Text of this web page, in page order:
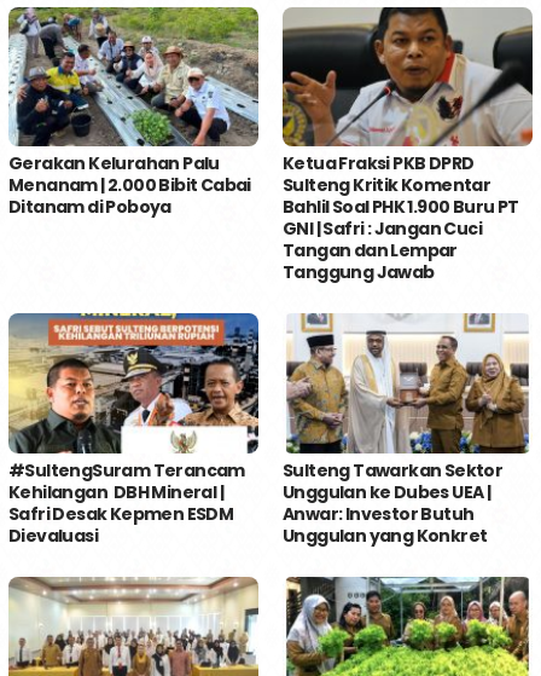
Gerakan Kelurahan Palu
Menanam | 2.000 Bibit Cabai
Ditanam di Poboya
Ketua Fraksi PKB DPRD
Sulteng Kritik Komentar
Bahlil Soal PHK 1.900 Buru PT
GNI | Safri : Jangan Cuci
Tangan dan Lempar
Tanggung Jawab
#SultengSuram Terancam
Kehilangan DBH Mineral |
Safri Desak Kepmen ESDM
Dievaluasi
Sulteng Tawarkan Sektor
Unggulan ke Dubes UEA |
Anwar: Investor Butuh
Unggulan yang Konkret